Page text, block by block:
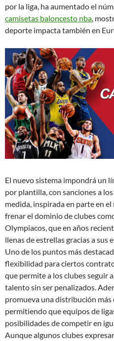
por la liga, ha aumentado el
camisetas baloncesto nba,
deporte impacta también en
El nuevo sistema impondrá un
por plantilla, con sanciones a
medida, inspirada en parte en
frenar el dominio de clubes
Olympiacos, que en años
llenas de estrellas gracias a sus
Uno de los puntos más
flexibilidad para ciertos
que permite a los clubes seguir
talento sin ser penalizados.
promueva una distribución
permitiendo que equipos de
posibilidades de competir en
Aunque algunos clubes